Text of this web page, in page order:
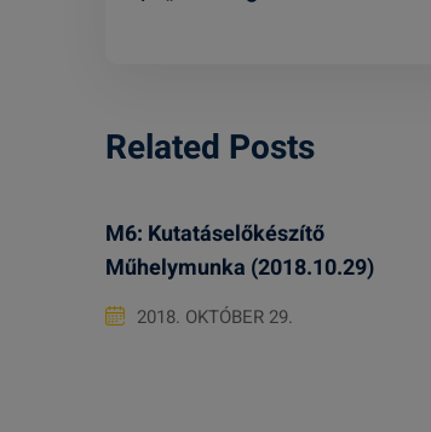
Related Posts
M6: Kutatáselőkészítő
Műhelymunka (2018.10.29)
2018. OKTÓBER 29.